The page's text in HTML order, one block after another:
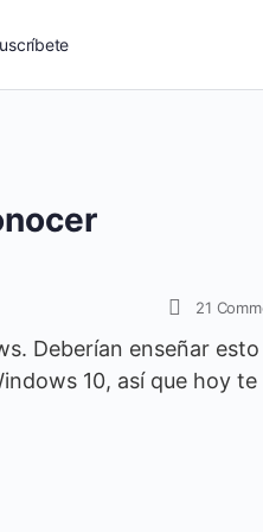
21
Deberían enseñar
10, así que hoy te